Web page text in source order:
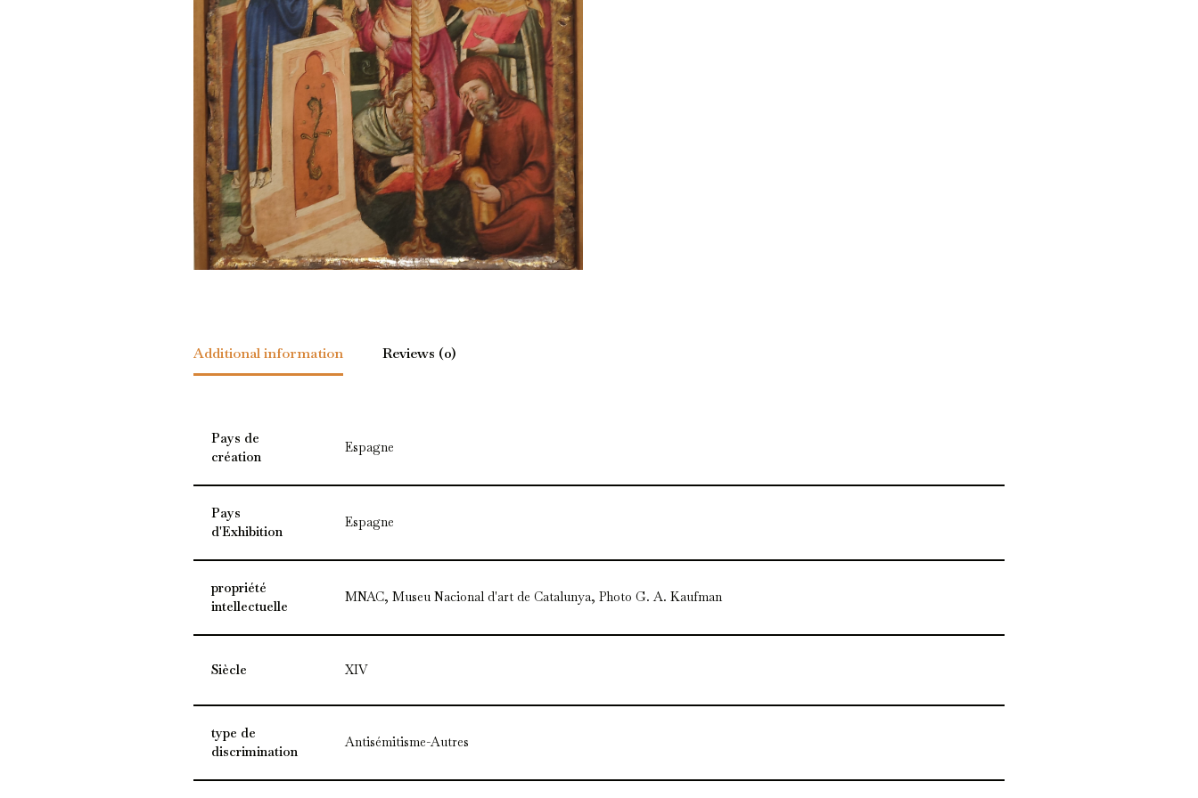
Additional information Reviews (0)
Pays de
création
Espagne
Pays
d'Exhibition
Espagne
propriété
intellectuelle
MNAC, Museu Nacional d'art de Catalunya, Photo G. A. Kaufman
Siècle XIV
type de
discrimination
Antisémitisme-Autres